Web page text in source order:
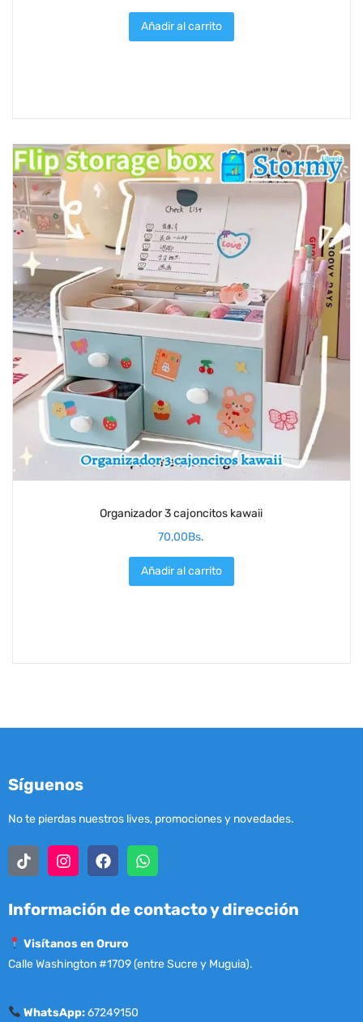
Añadir al carrito
Organizador 3 cajoncitos kawaii
70,00Bs.
Añadir al carrito
Síguenos
No te pierdas nuestros lives, promociones y novedades.
Información de contacto y dirección
Visítanos en Oruro
Calle Washington #1709 (entre Sucre y Muguia).
WhatsApp:67249150